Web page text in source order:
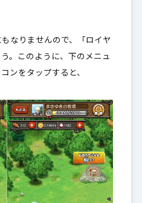
なりませんので、「ロイヤ
。このように、下のメニュ
ンをタップすると、